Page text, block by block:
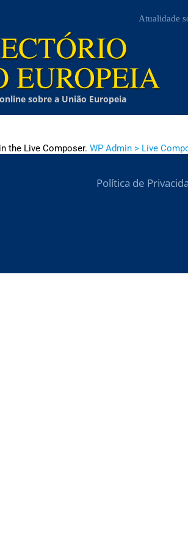
Atualidade
sobre a União Europeia
the Live Composer. WP Admin > Live
Política de